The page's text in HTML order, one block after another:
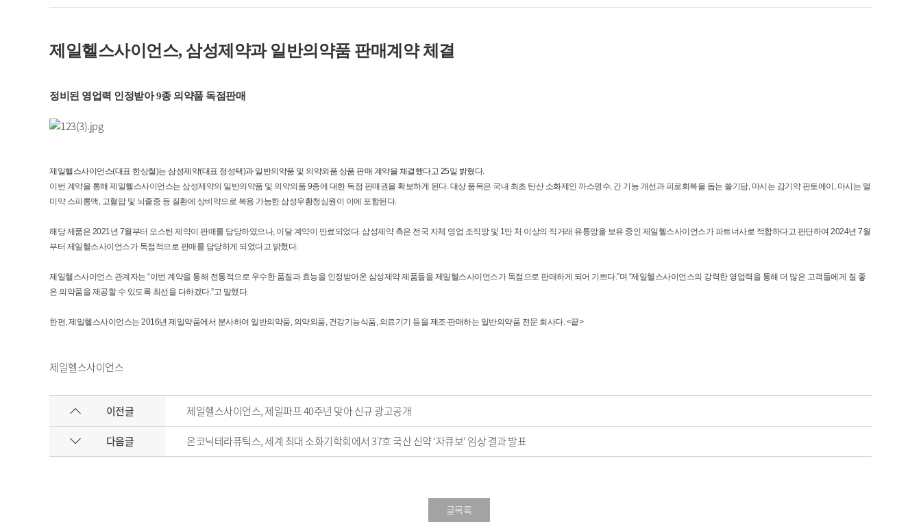
제일헬스사이언스, 삼성제약과 일반의약품 판매계약 체결
정비된 영업력 인정받아 9종 의약품 독점판매
제일헬스사이언스(대표 한상철)는 삼성제약(대표 정성택)과 일반의약품 및 의약외품 상품 판매 계약을 체결했다고 25일 밝혔다.
이번 계약을 통해 제일헬스사이언스는 삼성제약의 일반의약품 및 의약외품 9종에 대한 독점 판매권을 확보하게 된다. 대상 품목은 국내 최초 탄산 소화제인 까스명수, 간 기능 개선과 피로회복을 돕는 쓸기담, 마시는 감기약 판토에이, 마시는 멀
미약 스피롱액, 고혈압 및 뇌졸중 등 질환에 상비약으로 복용 가능한 삼성우황청심원이 이에 포함된다.
해당 제품은 2021년 7월부터 오스틴 제약이 판매를 담당하였으나, 이달 계약이 만료되었다. 삼성제약 측은 전국 자체 영업 조직망 및 1만 처 이상의 직거래 유통망을 보유 중인 제일헬스사이언스가 파트너사로 적합하다고 판단하여 2024년 7월
부터 제일헬스사이언스가 독점적으로 판매를 담당하게 되었다고 밝혔다.
제일헬스사이언스 관계자는 “이번 계약을 통해 전통적으로 우수한 품질과 효능을 인정받아온 삼성제약 제품들을 제일헬스사이언스가 독점으로 판매하게 되어 기쁘다.”며 “제일헬스사이언스의 강력한 영업력을 통해 더 많은 고객들에게 질 좋
은 의약품을 제공할 수 있도록 최선을 다하겠다.”고 말했다.
한편, 제일헬스사이언스는 2016년 제일약품에서 분사하여 일반의약품, 의약외품, 건강기능식품, 의료기기 등을 제조∙판매하는 일반의약품 전문 회사다. <끝>
제일헬스사이언스
이전글
제일헬스사이언스, 제일파프 40주년 맞아 신규 광고공개
다음글
온코닉테라퓨틱스, 세계 최대 소화기학회에서 37호 국산 신약 ‘자큐보’ 임상 결과 발표
글목록